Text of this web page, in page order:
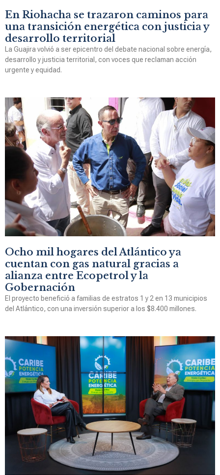
En Riohacha se trazaron caminos para
una transición energética con justicia y
desarrollo territorial
La Guajira volvió a ser epicentro del debate nacional sobre energía,
desarrollo y justicia territorial, con voces que reclaman acción
urgente y equidad.
Ocho mil hogares del Atlántico ya
cuentan con gas natural gracias a
alianza entre Ecopetrol y la
Gobernación
El proyecto benefició a familias de estratos 1 y 2 en 13 municipios
del Atlántico, con una inversión superior a los $8.400 millones.